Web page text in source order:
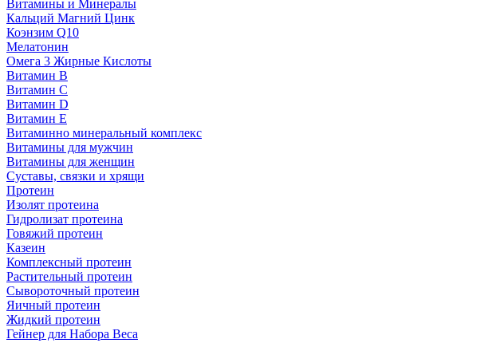
Витамины и Минералы
Кальций Магний Цинк
Коэнзим Q10
Мелатонин
Омега 3 Жирные Кислоты
Витамин B
Витамин C
Витамин D
Витамин E
Витаминно минеральный комплекс
Витамины для мужчин
Витамины для женщин
Суставы, связки и хрящи
Протеин
Изолят протеина
Гидролизат протеина
Говяжий протеин
Казеин
Комплексный протеин
Растительный протеин
Сывороточный протеин
Яичный протеин
Жидкий протеин
Гейнер для Набора Веса